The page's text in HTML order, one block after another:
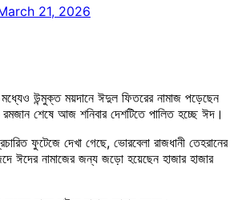
21, 2026
উন্মুক্ত ময়দানে ঈদুল ফিতরের নামাজ পড়েছেন
রমজান শেষে আজ শনিবার দেশটিতে পালিত হচ্ছে ঈদ।
ফুটেজে দেখা গেছে, ভোরবেলা রাজধানী তেহরানের
ঈদের নামাজের জন্য জড়ো হয়েছেন হাজার হাজার